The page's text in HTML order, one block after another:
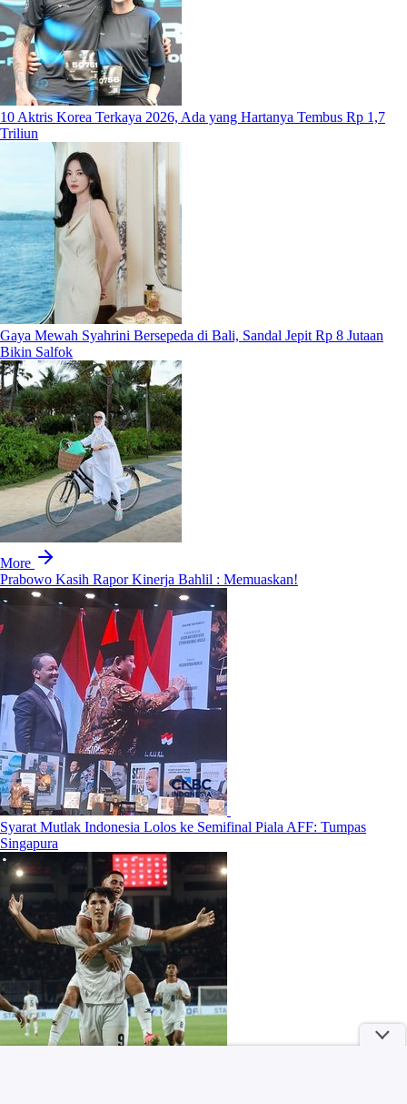
10 Aktris Korea Terkaya 2026, Ada yang Hartanya Tembus Rp 1,7
Triliun
Gaya Mewah Syahrini Bersepeda di Bali, Sandal Jepit Rp 8 Jutaan
Bikin Salfok
More
Prabowo Kasih Rapor Kinerja Bahlil : Memuaskan!
Syarat Mutlak Indonesia Lolos ke Semifinal Piala AFF: Tumpas
Singapura